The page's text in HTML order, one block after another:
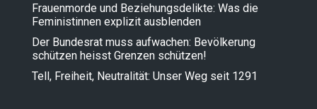
Frauenmorde und Beziehungsdelikte: Was die
Feministinnen explizit ausblenden
Der Bundesrat muss aufwachen: Bevölkerung
schützen heisst Grenzen schützen!
Tell, Freiheit, Neutralität: Unser Weg seit 1291